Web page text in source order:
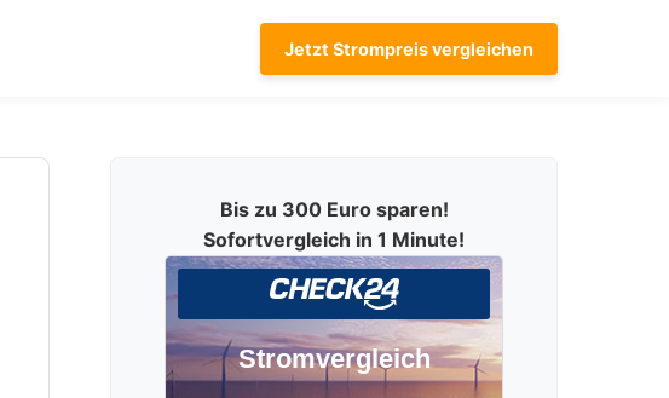
Jetzt Strompreis vergleichen
Bis zu 300 Euro sparen!
Sofortvergleich in 1 Minute!
Stromvergleich